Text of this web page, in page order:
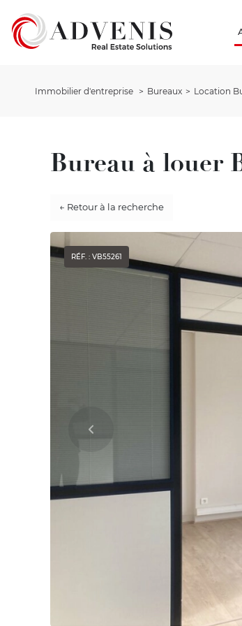
Immobilier d'entreprise Bureaux Location
Bureau à louer
← Retour à la recherche
RÉF. : VB55261